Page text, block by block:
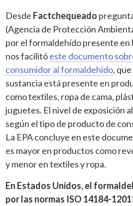
Desde Factchequeado
(Agencia de Protección
por el formaldehído presente en
nos facilitóeste documento
consumidor al formaldehído,
sustancia está presente en
como textiles, ropa de cama,
juguetes. El nivel de exposición
según el tipo de producto de
La EPA concluye en este
es mayor en productos como
y menor en textiles y ropa.
En Estados Unidos, el
por las normas ISO 14184-